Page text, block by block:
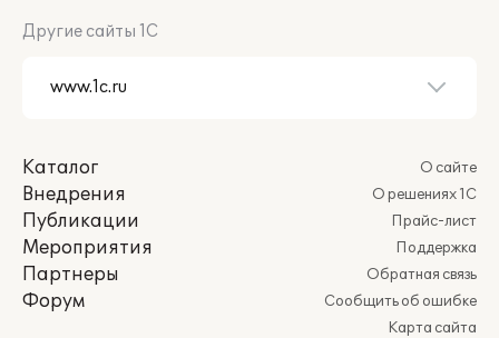
Другие сайты 1С
Каталог
Внедрения
Публикации
Мероприятия
Партнеры
Форум
О сайте
О решениях 1С
Прайс-лист
Поддержка
Обратная связь
Сообщить об ошибке
Карта сайта